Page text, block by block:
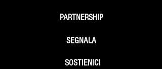
SEGNALA
SOSTIENICI
PARTNERSHIP